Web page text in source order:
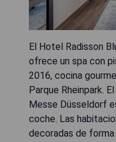
El Hotel Radisson
ofrece un spa con
2016, cocina
Parque Rheinpark.
Messe Düsseldorf
coche. Las
decoradas de